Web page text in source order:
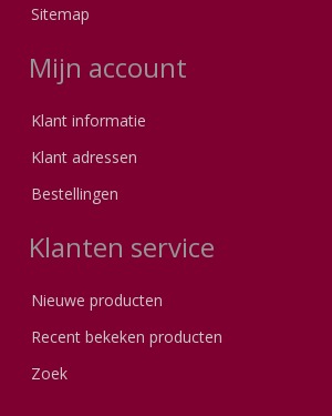
Sitemap
Mijn account
Klant informatie
Klant adressen
Bestellingen
Klanten service
Nieuwe producten
Recent bekeken producten
Zoek